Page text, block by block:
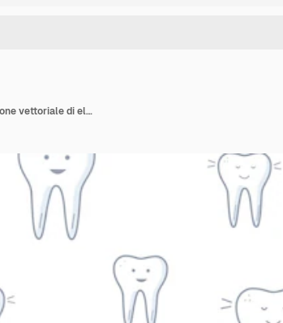
Pattern senza cuciture Set di icone di odontoiatria Illustrazione vettoriale di elementi per il trattamento e la cura dei denti Carta da parati di sfondo